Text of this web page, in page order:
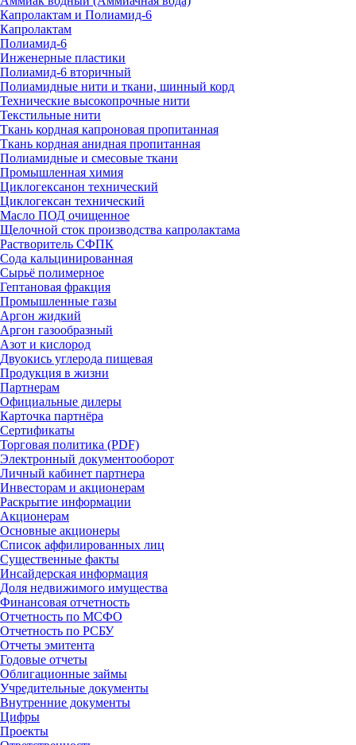
Капролактам и Полиамид-6
Капролактам
Полиамид-6
Инженерные пластики
Полиамид-6 вторичный
Полиамидные нити и ткани, шинный корд
Технические высокопрочные нити
Текстильные нити
Ткань кордная капроновая пропитанная
Ткань кордная анидная пропитанная
Полиамидные и смесовые ткани
Промышленная химия
Циклогексанон технический
Циклогексан технический
Масло ПОД очищенное
Щелочной сток производства капролактама
Растворитель СФПК
Сода кальцинированная
Сырьё полимерное
Гептановая фракция
Промышленные газы
Аргон жидкий
Аргон газообразный
Азот и кислород
Двуокись углерода пищевая
Продукция в жизни
Партнерам
Официальные дилеры
Карточка партнёра
Сертификаты
Торговая политика (PDF)
Электронный документооборот
Личный кабинет партнера
Инвесторам и акционерам
Раскрытие информации
Акционерам
Основные акционеры
Список аффилированных лиц
Существенные факты
Инсайдерская информация
Доля недвижимого имущества
Финансовая отчетность
Отчетность по МСФО
Отчетность по РСБУ
Отчеты эмитента
Годовые отчеты
Облигационные займы
Учредительные документы
Внутренние документы
Цифры
Проекты